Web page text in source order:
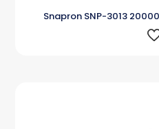
Snapron SNP-3013